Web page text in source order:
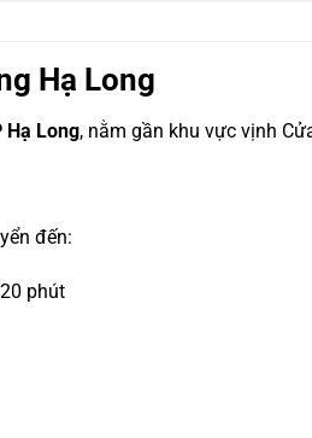
Hạ Long
Hạ Long, nằm gần khu vực vịnh
đến:
phút